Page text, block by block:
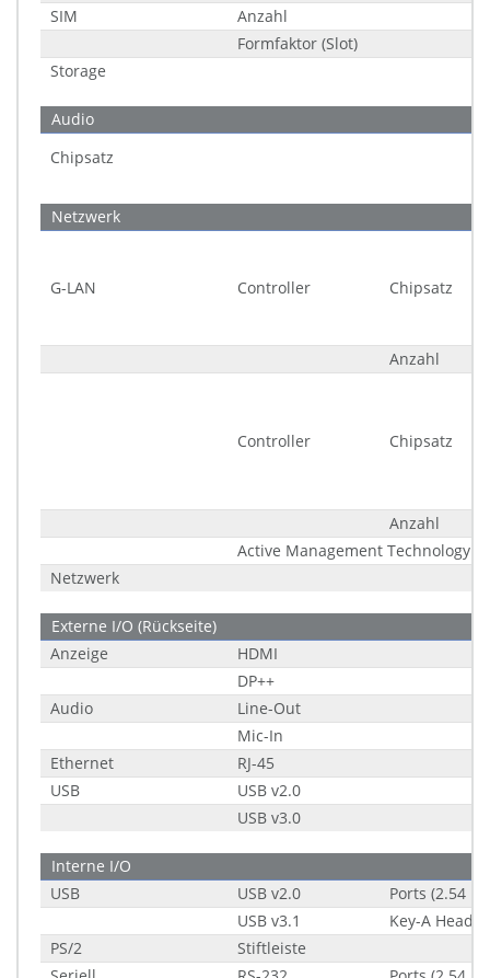
SIM
Anzahl
Formfaktor (Slot)
Storage
Audio
Chipsatz
Netzwerk
G-LAN Controller Chipsatz
Anzahl
Controller Chipsatz
Anzahl
Active Management Technology
Netzwerk
Externe I/O (Rückseite)
Anzeige
HDMI
DP++
Audio
Line-Out
Mic-In
Ethernet
RJ-45
USB
USB v2.0
USB v3.0
Interne I/O
USB
USB v2.0
Ports (2.54
USB v3.1
Key-A
PS/2
Stiftleiste